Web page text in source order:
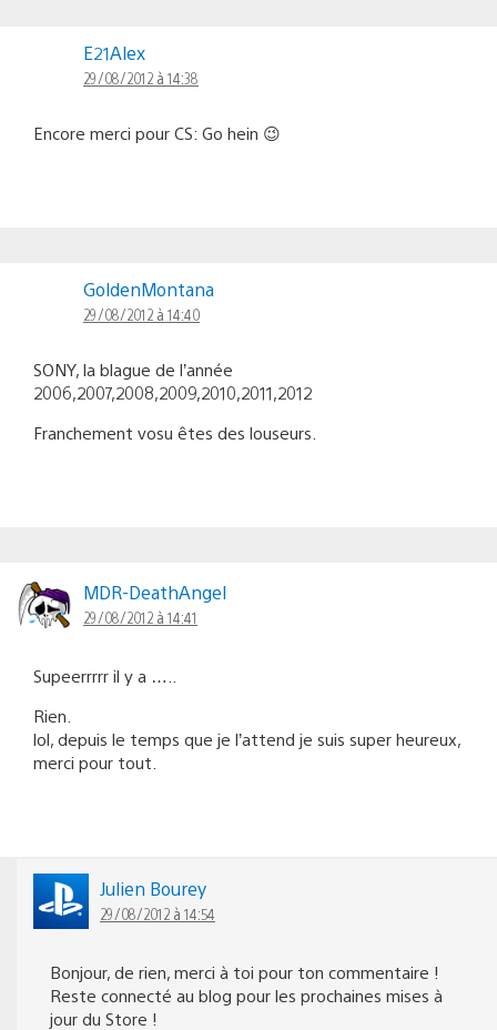
E21Alex
29/08/2012 à 14:38
Encore merci pour CS: Go hein 😉
GoldenMontana
29/08/2012 à 14:40
SONY, la blague de l’année
2006,2007,2008,2009,2010,2011,2012
Franchement vosu êtes des louseurs.
MDR-DeathAngel
29/08/2012 à 14:41
Supeerrrrr il y a …..
Rien.
lol, depuis le temps que je l’attend je suis super heureux,
merci pour tout.
Julien Bourey
29/08/2012 à 14:54
Bonjour, de rien, merci à toi pour ton commentaire !
Reste connecté au blog pour les prochaines mises à
jour du Store !